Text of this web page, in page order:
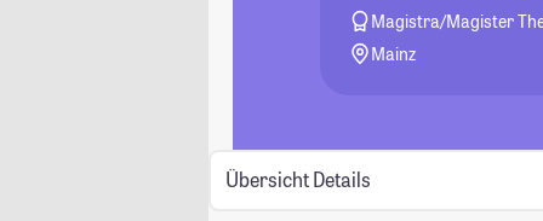
Magistra/Magister
Mainz
Übersicht Details